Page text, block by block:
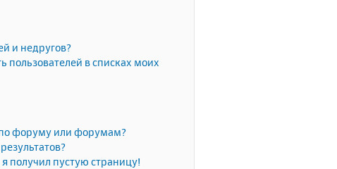
и недругов?
пользователей в списках моих
форуму или форумам?
получил пустую страницу!